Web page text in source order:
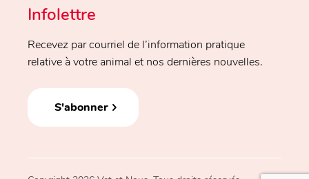
Infolettre
Recevez par courriel de l’information pratique
relative à votre animal et nos dernières nouvelles.
S'abonner